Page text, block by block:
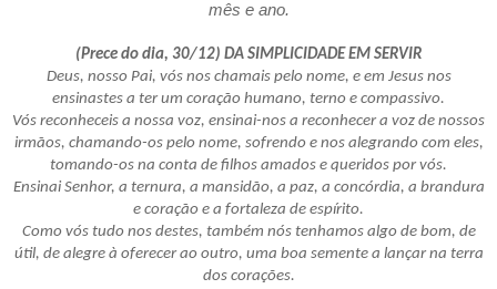
mês e ano.
(Prece do dia, 30/12) DA SIMPLICIDADE EM SERVIR
Deus, nosso Pai, vós nos chamais pelo nome, e em Jesus nos
ensinastes a ter um coração humano, terno e compassivo.
Vós reconheceis a nossa voz, ensinai-nos a reconhecer a voz de nossos
irmãos, chamando-os pelo nome, sofrendo e nos alegrando com eles,
tomando-os na conta de filhos amados e queridos por vós.
Ensinai Senhor, a ternura, a mansidão, a paz, a concórdia, a brandura
e coração e a fortaleza de espírito.
Como vós tudo nos destes, também nós tenhamos algo de bom, de
útil, de alegre à oferecer ao outro, uma boa semente a lançar na terra
dos corações.